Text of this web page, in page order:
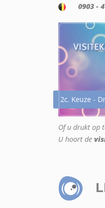
0903 -
2c. Keuze -
Of u drukt op
U hoort de